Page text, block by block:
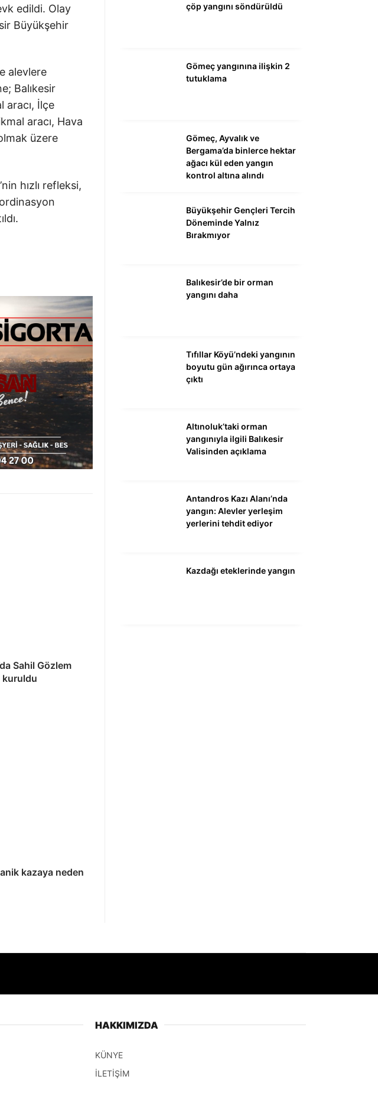
edildi. Olay
Büyükşehir
alevlere
Balıkesir
aracı, İlçe
aracı, Hava
üzere
hızlı refleksi,
Sahil Gözlem
kuruldu
kazaya neden
çöp yangını söndürüldü
Gömeç yangınına ilişkin 2
tutuklama
Gömeç, Ayvalık ve
Bergama’da binlerce hektar
ağacı kül eden yangın
kontrol altına alındı
Büyükşehir Gençleri Tercih
Döneminde Yalnız
Bırakmıyor
Balıkesir’de bir orman
yangını daha
Tıfıllar Köyü’ndeki yangının
boyutu gün ağırınca ortaya
çıktı
Altınoluk’taki orman
yangınıyla ilgili Balıkesir
Valisinden açıklama
Antandros Kazı Alanı’nda
yangın: Alevler yerleşim
yerlerini tehdit ediyor
Kazdağı eteklerinde yangın
HAKKIMIZDA
KÜNYE
İLETİŞİM